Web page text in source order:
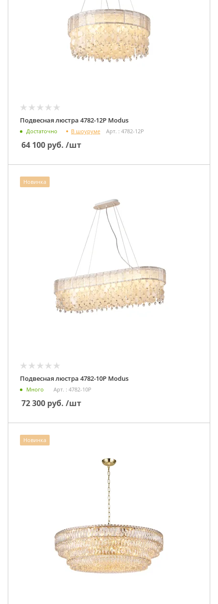
Подвесная люстра 4782-12P Modus
Достаточно В шоуруме Арт. : 4782-12P
64 100 руб. /шт
Новинка
Подвесная люстра 4782-10P Modus
Много Арт. : 4782-10P
72 300 руб. /шт
Новинка